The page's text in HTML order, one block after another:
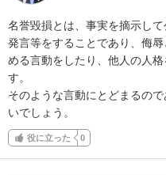
名誉毀損とは、事実を摘示し
発言等をすることであり、侮
める言動をしたり、他人の人
す。
そのような言動にとどまるの
いでしょう。
役に立った 0